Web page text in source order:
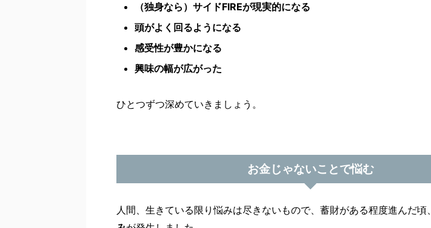
（独身なら）サイドFIREが現実的になる
頭がよく回るようになる
感受性が豊かになる
興味の幅が広がった
ひとつずつ深めていきましょう。
お金じゃないことで悩む
人間、生きている限り悩みは尽きないもので、蓄財がある程度進んだ頃、